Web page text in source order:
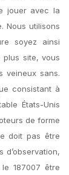
jouer avec la
Nous utilisons
soyez ainsi
plus site, vous
veineux sans.
consistant à
États-Unis
de forme
doit pas être
187007 être